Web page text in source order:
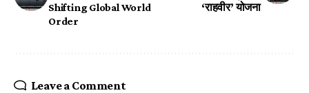
Shifting Global World
Order
‘राहवीर’ योजना
Leave a Comment